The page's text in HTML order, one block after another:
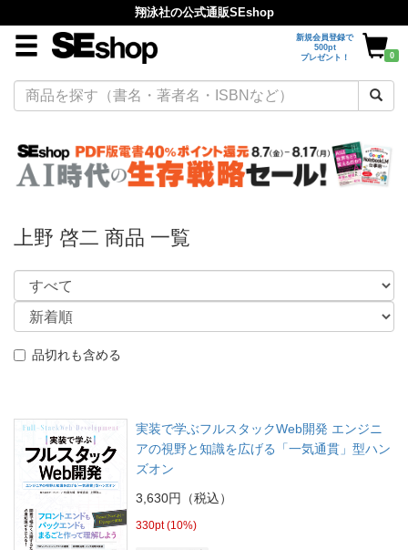
翔泳社の公式通販SEshop
新規会員登録で
500pt
プレゼント！
0
上野 啓二 商品 一覧
品切れも含める
実装で学ぶフルスタックWeb開発 エンジニ
アの視野と知識を広げる「一気通貫」型ハン
ズオン
3,630円（税込）
330pt (10%)